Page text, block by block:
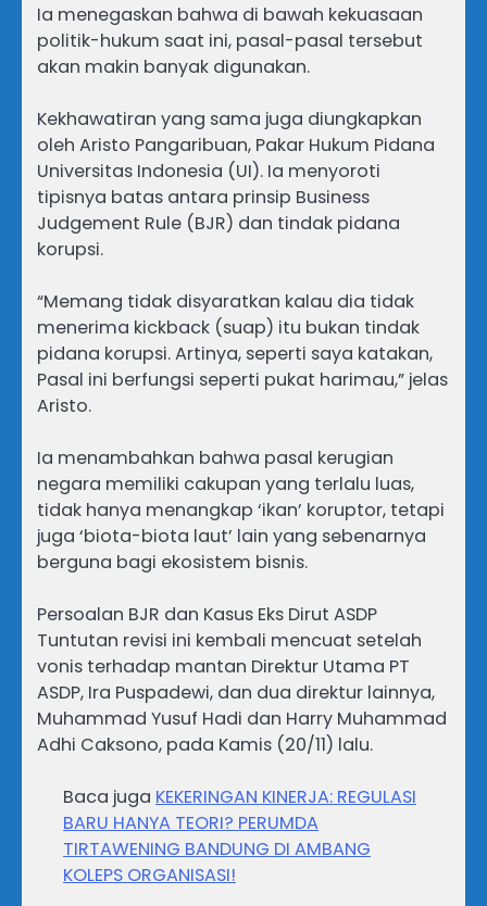
Ia menegaskan bahwa di bawah kekuasaan
politik-hukum saat ini, pasal-pasal tersebut
akan makin banyak digunakan.
Kekhawatiran yang sama juga diungkapkan
oleh Aristo Pangaribuan, Pakar Hukum Pidana
Universitas Indonesia (UI). Ia menyoroti
tipisnya batas antara prinsip Business
Judgement Rule (BJR) dan tindak pidana
korupsi.
“Memang tidak disyaratkan kalau dia tidak
menerima kickback (suap) itu bukan tindak
pidana korupsi. Artinya, seperti saya katakan,
Pasal ini berfungsi seperti pukat harimau,” jelas
Aristo.
Ia menambahkan bahwa pasal kerugian
negara memiliki cakupan yang terlalu luas,
tidak hanya menangkap ‘ikan’ koruptor, tetapi
juga ‘biota-biota laut’ lain yang sebenarnya
berguna bagi ekosistem bisnis.
Persoalan BJR dan Kasus Eks Dirut ASDP
Tuntutan revisi ini kembali mencuat setelah
vonis terhadap mantan Direktur Utama PT
ASDP, Ira Puspadewi, dan dua direktur lainnya,
Muhammad Yusuf Hadi dan Harry Muhammad
Adhi Caksono, pada Kamis (20/11) lalu.
Baca juga KEKERINGAN KINERJA: REGULASI
BARU HANYA TEORI? PERUMDA
TIRTAWENING BANDUNG DI AMBANG
KOLEPS ORGANISASI!